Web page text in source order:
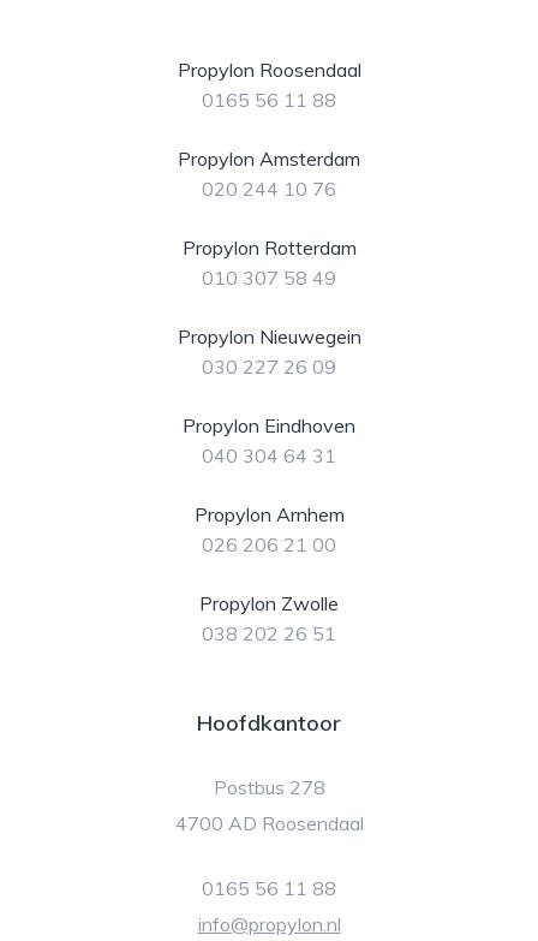
Propylon Roosendaal
0165 56 11 88
Propylon Amsterdam
020 244 10 76
Propylon Rotterdam
010 307 58 49
Propylon Nieuwegein
030 227 26 09
Propylon Eindhoven
040 304 64 31
Propylon Arnhem
026 206 21 00
Propylon Zwolle
038 202 26 51
Hoofdkantoor
Postbus 278
4700 AD Roosendaal
0165 56 11 88
info@propylon.nl